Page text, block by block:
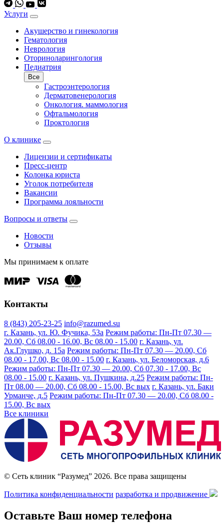
Услуги
Акушерство и гинекология
Гематология
Неврология
Оториноларингология
Педиатрия
Все
Гастроэнтерология
Дерматовенерология
Онкология. маммология
Офтальмология
Проктология
О клинике
Лицензии и сертификаты
Пресс-центр
Колонка юриста
Уголок потребителя
Вакансии
Программа лояльности
Вопросы и ответы
Новости
Отзывы
Мы принимаем к оплате
Контакты
8 (843) 205-23-25 info@razumed.su
г. Казань, ул. Ю. Фучика, 53а Режим работы: Пн-Пт 07.30 —
20.00, Сб 08.00 - 16.00, Вс 08.00 - 15.00 г. Казань, ул.
Ак.Глушко, д. 15а Режим работы: Пн-Пт 07.30 — 20.00, Сб
08.00 - 17.00, Вс 08.00 - 15.00 г. Казань, ул. Беломорская, д.6
Режим работы: Пн-Пт 07.30 — 20.00, Сб 07.30 - 17.00, Вс
08.00 - 15.00 г. Казань, ул. Пушкина, д.25 Режим работы: Пн-
Пт 08.00 — 20.00, Сб 08.00 - 15.00, Вс вых г. Казань, ул. Баки
Урманче, д.5 Режим работы: Пн-Пт 07.30 — 20.00, Сб 08.00 -
15.00, Вс вых
Все клиники
© Сеть клиник “Разумед” 2026. Все права защищены
Политика конфиденциальности разработка и продвижение
Оставьте Ваш номер телефона